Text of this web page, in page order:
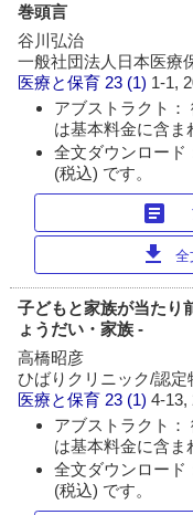
巻頭言
谷川弘治
一般社団法人日本医療
医療と保育 23 (1) 1-1,
アブストラクト：
は基本料金に含ま
全文ダウンロード
(税込) です。
article
download 全
子どもと家族が当たり
ょうだい・家族 -
高橋昭彦
ひばりクリニック/認
医療と保育 23 (1)4-13,
アブストラクト：
は基本料金に含ま
全文ダウンロード
(税込) です。